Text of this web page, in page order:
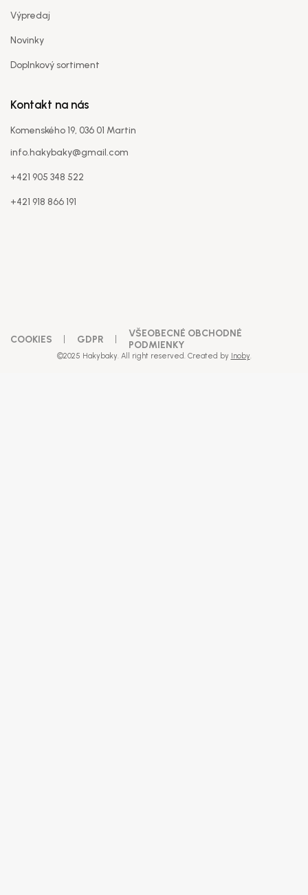
Výpredaj
Novinky
Doplnkový sortiment
Kontakt na nás
Komenského 19, 036 01 Martin
info.hakybaky@gmail.com
+421 905 348 522
+421 918 866 191
COOKIES GDPR
VŠEOBECNÉ OBCHODNÉ
PODMIENKY
©2025 Hakybaky. All right reserved. Created by Inoby.